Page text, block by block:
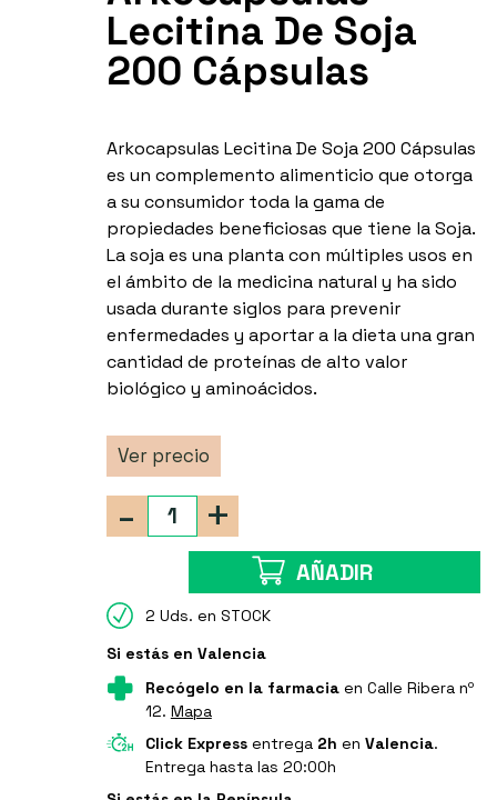
Lecitina De Soja
200 Cápsulas
Arkocapsulas Lecitina De Soja 200 Cápsulas
es un complemento alimenticio que otorga
a su consumidor toda la gama de
propiedades beneficiosas que tiene la Soja.
La soja es una planta con múltiples usos en
el ámbito de la medicina natural y ha sido
usada durante siglos para prevenir
enfermedades y aportar a la dieta una gran
cantidad de proteínas de alto valor
biológico y aminoácidos.
Ver precio
+
-
AÑADIR
2 Uds. en STOCK
Si estás en Valencia
Recógelo en la farmaciaen Calle Ribera nº
12. Mapa
Click Expressentrega 2h en Valencia.
Entrega hasta las 20:00h